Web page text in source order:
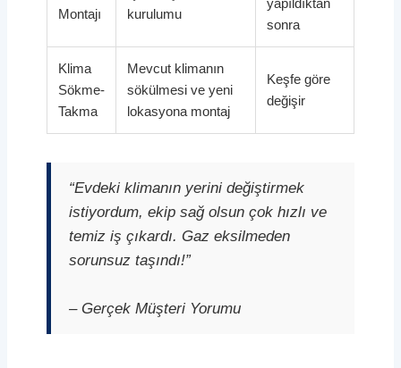
Montajı kurulumu
sonra
Klima
Sökme-
Takma
Mevcut klimanın
sökülmesi ve yeni
lokasyona montaj
Keşfe göre
değişir
“Evdeki klimanın yerini değiştirmek
istiyordum, ekip sağ olsun çok hızlı ve
temiz iş çıkardı. Gaz eksilmeden
sorunsuz taşındı!”
– Gerçek Müşteri Yorumu